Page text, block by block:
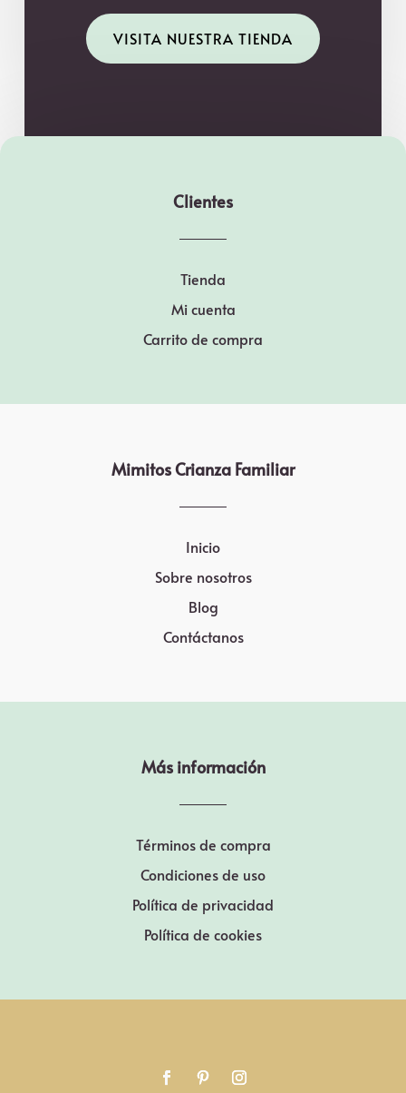
VISITA NUESTRA TIENDA
Clientes
Tienda
Mi cuenta
Carrito de compra
Mimitos Crianza Familiar
Inicio
Sobre nosotros
Blog
Contáctanos
Más información
Términos de compra
Condiciones de uso
Política de privacidad
Política de cookies